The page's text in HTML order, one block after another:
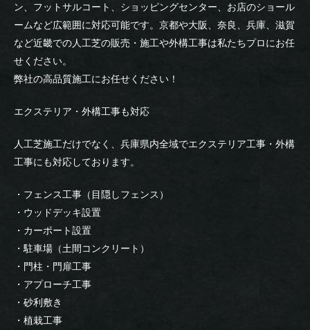
ン、フットサルコート、ショッピングセンター、お店のショール
ームなど広範囲に対応可能です。京都や大阪、奈良、兵庫、滋賀
など近畿での人工芝の販売・施工や外構工事は私たちプロにお任
せください。
弊社の高品質施工にお任せください！
エクステリア・外構工事も対応
人工芝施工だけでなく、兵庫県内全域でエクステリア工事・外構
工事にも対応しております。
・フェンス工事（目隠しフェンス）
・ウッドデッキ設置
・カーポート設置
・駐車場（土間コンクリート）
・門柱・門扉工事
・アプローチ工事
・砂利敷き
・植栽工事